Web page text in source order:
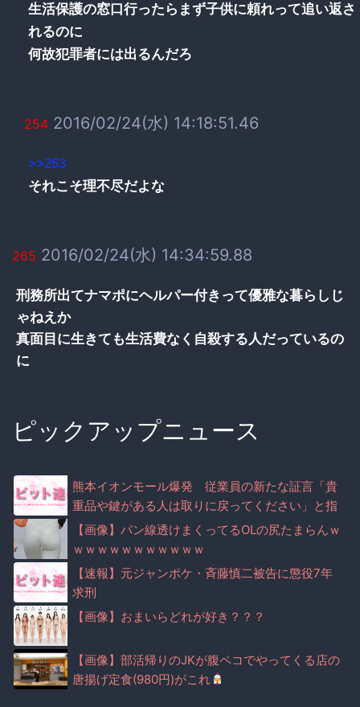
生活保護の窓口行ったらまず子供に頼れって追い返さ
れるのに
何故犯罪者には出るんだろ
254 2016/02/24(水) 14:18:51.46
>>253
それこそ理不尽だよな
265 2016/02/24(水) 14:34:59.88
刑務所出てナマポにヘルパー付きって優雅な暮らしじ
ゃねえか
真面目に生きても生活費なく自殺する人だっているの
に
ピックアップニュース
熊本イオンモール爆発 従業員の新たな証言「貴
重品や鍵がある人は取りに戻ってください」と指
示 責任者と思われる人物の声に波紋
【画像】パン線透けまくってるOLの尻たまらんｗ
ｗｗｗｗｗｗｗｗｗｗｗ
【速報】元ジャンポケ・斉藤慎二被告に懲役7年
求刑
【画像】おまいらどれが好き？？？
【画像】部活帰りのJKが腹ペコでやってくる店の
唐揚げ定食(980円)がこれ